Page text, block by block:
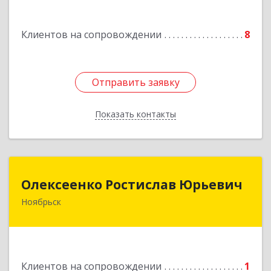
Клиентов на сопровождении 8
Отправить заявку
Показать контакты
Подробнее
Отправить заявку
Назад
Олексеенко Ростислав Юрьевич
Ноябрьск
Клиентов на сопровождении 1
629804, Ямало-Ненецкий АО, Ноябрьск г,